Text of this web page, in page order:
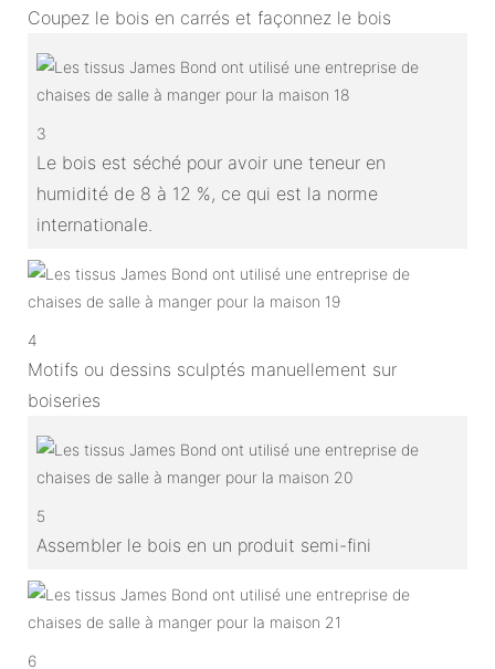
Coupez le bois en carrés et façonnez le bois
3
Le bois est séché pour avoir une teneur en
humidité de 8 à 12 %, ce qui est la norme
internationale.
4
Motifs ou dessins sculptés manuellement sur
boiseries
5
Assembler le bois en un produit semi-fini
6